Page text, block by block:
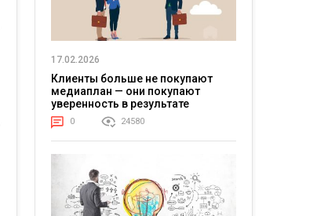
17.02.2026
Клиенты больше не покупают
медиаплан — они покупают
уверенность в результате
0 24580